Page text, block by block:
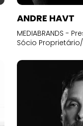
ANDRE HAVT
MEDIABRANDS -
Sócio